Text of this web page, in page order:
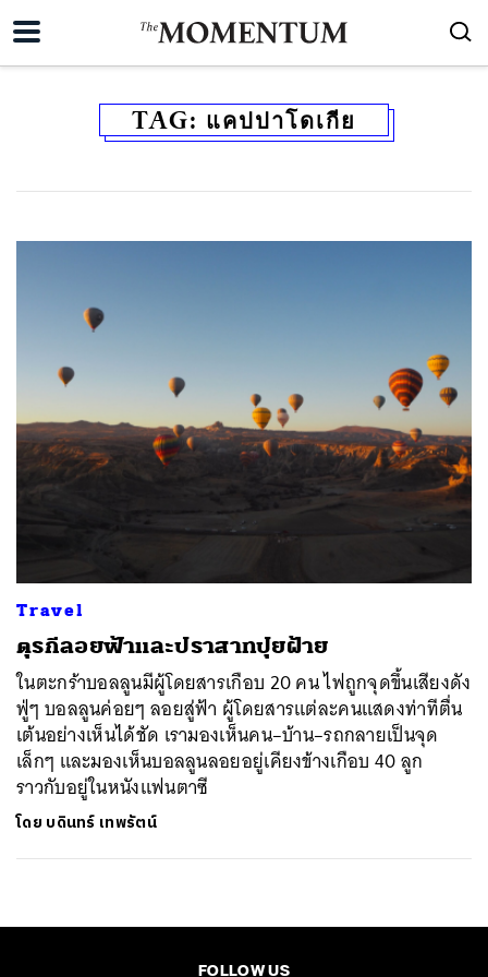
TAG: แคปปาโดเกีย
Travel
ตุรกีลอยฟ้าและปราสาทปุยฝ้าย
ในตะกร้าบอลลูนมีผู้โดยสารเกือบ 20 คน ไฟถูกจุดขึ้นเสียงดัง
ฟู่ๆ บอลลูนค่อยๆ ลอยสู่ฟ้า ผู้โดยสารแต่ละคนแสดงท่าทีตื่น
เต้นอย่างเห็นได้ชัด เรามองเห็นคน–บ้าน–รถกลายเป็นจุด
เล็กๆ และมองเห็นบอลลูนลอยอยู่เคียงข้างเกือบ 40 ลูก
ราวกับอยู่ในหนังแฟนตาซี
โดย บดินทร์ เทพรัตน์
FOLLOW US